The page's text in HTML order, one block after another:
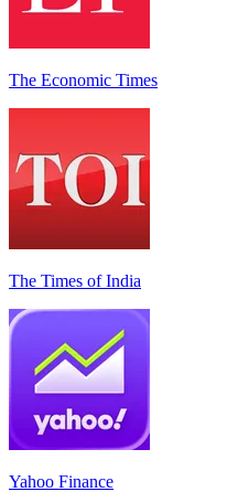
The Economic Times
The Times of India
Yahoo Finance